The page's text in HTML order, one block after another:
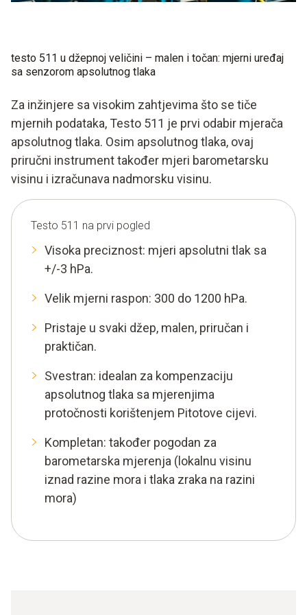
testo 511 u džepnoj veličini – malen i točan: mjerni uređaj
sa senzorom apsolutnog tlaka
Za inžinjere sa visokim zahtjevima što se tiče
mjernih podataka, Testo 511 je prvi odabir mjerača
apsolutnog tlaka. Osim apsolutnog tlaka, ovaj
priručni instrument također mjeri barometarsku
visinu i izračunava nadmorsku visinu.
Testo 511 na prvi pogled
Visoka preciznost: mjeri apsolutni tlak sa
+/-3 hPa.
Velik mjerni raspon: 300 do 1200 hPa.
Pristaje u svaki džep, malen, priručan i
praktičan.
Svestran: idealan za kompenzaciju
apsolutnog tlaka sa mjerenjima
protočnosti korištenjem Pitotove cijevi.
Kompletan: također pogodan za
barometarska mjerenja (lokalnu visinu
iznad razine mora i tlaka zraka na razini
mora)